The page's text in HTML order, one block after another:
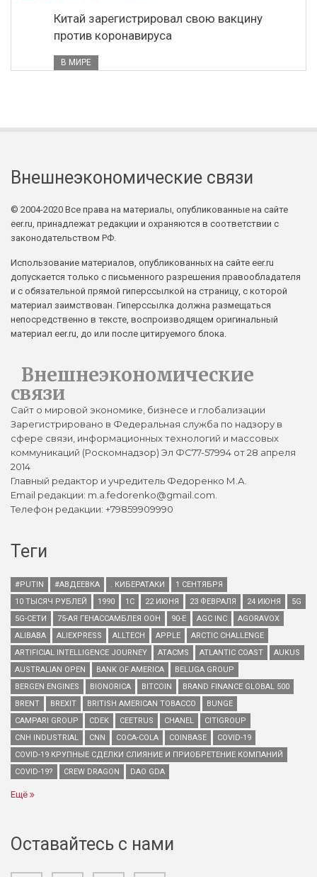
Китай зарегистрировал свою вакцину
против коронавируса
В МИРЕ
Внешнеэкономические связи
© 2004-2020 Все права на материалы, опубликованные на сайте
eer.ru, принадлежат редакции и охраняются в соответствии с
законодательством РФ.
Использование материалов, опубликованных на сайте eer.ru
допускается только с письменного разрешения правообладателя
и с обязательной прямой гиперссылкой на страницу, с которой
материал заимствован. Гиперссылка должна размещаться
непосредственно в тексте, воспроизводящем оригинальный
материал eer.ru, до или после цитируемого блока.
Внешнеэкономические
связи
Сайт о мировой экономике, бизнесе и глобализации
Зарегистрировано в Федеральная служба по надзору в
сфере связи, информационных технологий и массовых
коммуникаций (Роскомнадзор) Эл ФС77-57994 от 28 апреля
2014
Главный редактор и учредитель Федоренко М.А.
Email редакции: m.a.fedorenko@gmail.com.
Телефон редакции: +79859909990
Теги
#PUTIN #АВДЕЕВКА . КИБЕРАТАКИ
1 СЕНТЯБРЯ
10 ТЫСЯЧ РУБЛЕЙ
1990 1С 22 ИЮНЯ 23 ФЕВРАЛЯ 24 ИЮНЯ
5G
5G-СЕТИ
75-АЯ ГЕНАССАМБЛЕЯ ООН 90-Е AGC INC
AGORAVOX
ALIBABA
ALIEXPRESS ALLTECH APPLE
ARCTIC CHALLENGE
ARTIFICIAL INTELLIGENCE JOURNEY
ATACMS ATLANTIC COAST
AUKUS
AUSTRALIAN OPEN
BANK OF AMERICA
BELUGA GROUP
BERGEN ENGINES
BIONORICA BITCOIN
BRAND FINANCE GLOBAL 500
BRENT
BREXIT BRITISH AMERICAN TOBACCO
BUNGE
CAMPARI GROUP
CDEK CEETRUS CHANEL
CITIGROUP
CNH INDUSTRIAL
CNN COCA-COLA COINBASE
COVID-19
COVID-19 КРУПНЫЕ СДЕЛКИ СЛИЯНИЕ И ПРИОБРЕТЕНИЕ КОМПАНИЙ
COVID-19?
CREW DRAGON DAO GDA
Ещё
Оставайтесь с нами